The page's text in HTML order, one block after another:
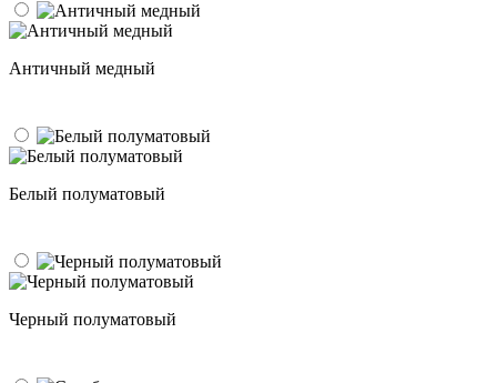
Античный медный
Белый полуматовый
Черный полуматовый